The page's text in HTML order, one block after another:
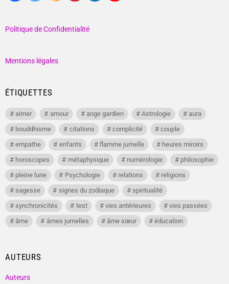
Politique de Confidentialité
Mentions légales
ÉTIQUETTES
aimer amour ange gardien Astrologie
aura
bouddhisme
citations complicité
couple
empathe
enfants flamme jumelle
heures miroirs
horoscopes
métaphysique numérologie
philosophie
pleine lune
Psychologie relations
religions
sagesse
signes du zodiaque
spiritualité
synchronicités
test vies antérieures
vies passées
âme
âmes jumelles âme sœur éducation
AUTEURS
Auteurs